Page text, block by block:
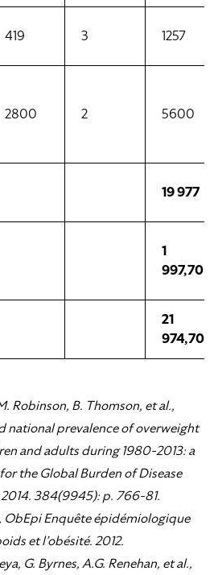
419 3 1257
2800 2 5600
19 977
1
997,70
21
974,70
Robinson, B. Thomson, et al.,
national prevalence of overweight
and adults during 1980-2013: a
the Global Burden of Disease
384(9945): p. 766-81.
ObEpi Enquête épidémiologique
et l’obésité. 2012.
G. Byrnes, A.G. Renehan, et al.,